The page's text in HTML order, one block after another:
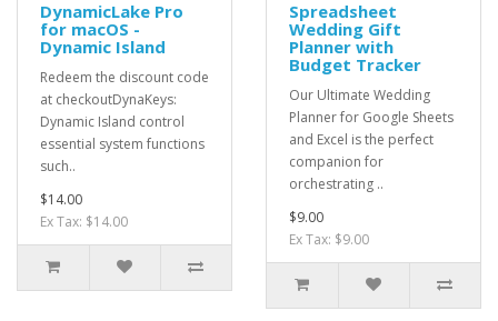
DynamicLake Pro
for macOS -
Dynamic Island
Redeem the discount code
at checkoutDynaKeys:
Dynamic Island control
essential system functions
such..
$14.00
Ex Tax: $14.00
Spreadsheet
Wedding Gift
Planner with
Budget Tracker
Our Ultimate Wedding
Planner for Google Sheets
and Excel is the perfect
companion for
orchestrating ..
$9.00
Ex Tax: $9.00